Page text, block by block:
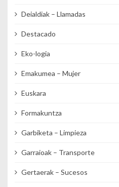
Deialdiak – Llamadas
Destacado
Eko-logia
Emakumea – Mujer
Euskara
Formakuntza
Garbiketa – Limpieza
Garraioak – Transporte
Gertaerak – Sucesos